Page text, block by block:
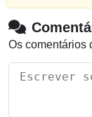
Os comentários